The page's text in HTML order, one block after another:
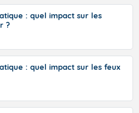
28 degrés. Ces
dessus des valeurs de
: quel impact sur les
?
: quel impact sur les feux